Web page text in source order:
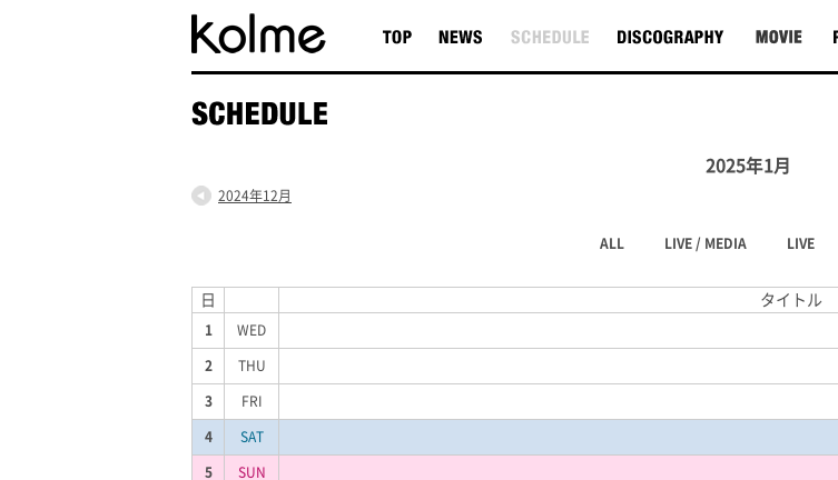
2025年1月
2024年12月
ALL LIVE / MEDIA LIVE
日 タイトル
1 WED
2 THU
3 FRI
4 SAT
5 SUN